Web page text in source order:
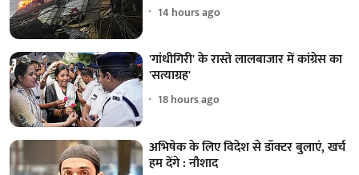
14 hours ago
'गांधीगिरी' के रास्ते लालबाजार में कांग्रेस का
'सत्याग्रह'
18 hours ago
अभिषेक के लिए विदेश से डॉक्टर बुलाएं, खर्च
हम देंगे : नौशाद